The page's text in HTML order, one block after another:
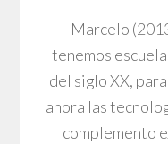
Marcelo
tenemos
del siglo XX,
ahora las
complemento